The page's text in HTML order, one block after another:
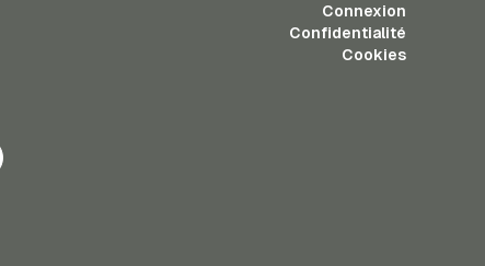
Connexion
Confidentialité
Cookies